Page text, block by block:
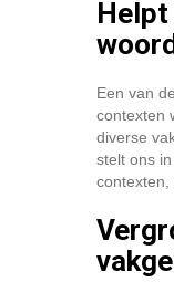
Een van
contexten
diverse
stelt ons
contexten,